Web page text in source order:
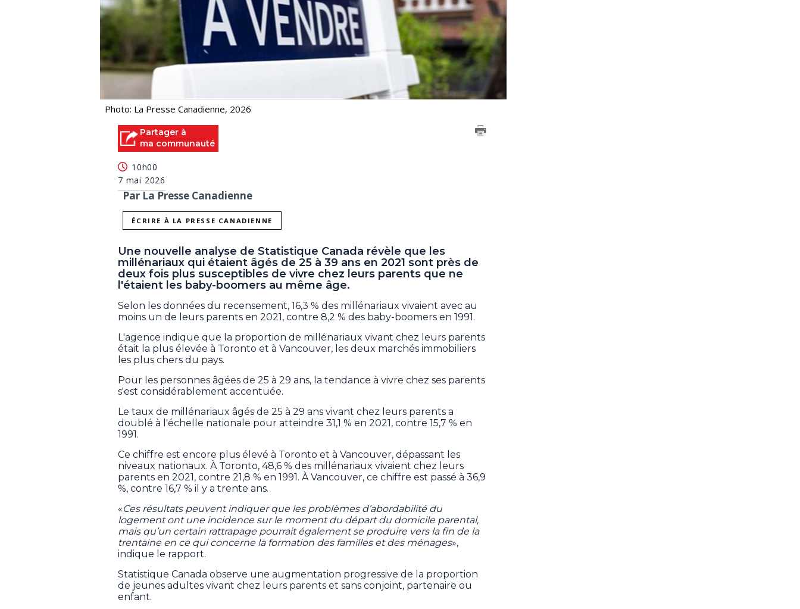
Photo: La Presse Canadienne, 2026
Partager à
ma communauté
10h00
7 mai 2026
Par La Presse Canadienne
ÉCRIRE À LA PRESSE CANADIENNE
Une nouvelle analyse de Statistique Canada révèle que les
millénariaux qui étaient âgés de 25 à 39 ans en 2021 sont près de
deux fois plus susceptibles de vivre chez leurs parents que ne
l'étaient les baby-boomers au même âge.
Selon les données du recensement, 16,3 % des millénariaux vivaient avec au
moins un de leurs parents en 2021, contre 8,2 % des baby-boomers en 1991.
L'agence indique que la proportion de millénariaux vivant chez leurs parents
était la plus élevée à Toronto et à Vancouver, les deux marchés immobiliers
les plus chers du pays.
Pour les personnes âgées de 25 à 29 ans, la tendance à vivre chez ses parents
s'est considérablement accentuée.
Le taux de millénariaux âgés de 25 à 29 ans vivant chez leurs parents a
doublé à l'échelle nationale pour atteindre 31,1 % en 2021, contre 15,7 % en
1991.
Ce chiffre est encore plus élevé à Toronto et à Vancouver, dépassant les
niveaux nationaux. À Toronto, 48,6 % des millénariaux vivaient chez leurs
parents en 2021, contre 21,8 % en 1991. À Vancouver, ce chiffre est passé à 36,9
%, contre 16,7 % il y a trente ans.
«Ces résultats peuvent indiquer que les problèmes d’abordabilité du
logement ont une incidence sur le moment du départ du domicile parental,
mais qu’un certain rattrapage pourrait également se produire vers la fin de la
trentaine en ce qui concerne la formation des familles et des ménages»,
indique le rapport.
Statistique Canada observe une augmentation progressive de la proportion
de jeunes adultes vivant chez leurs parents et sans conjoint, partenaire ou
enfant.